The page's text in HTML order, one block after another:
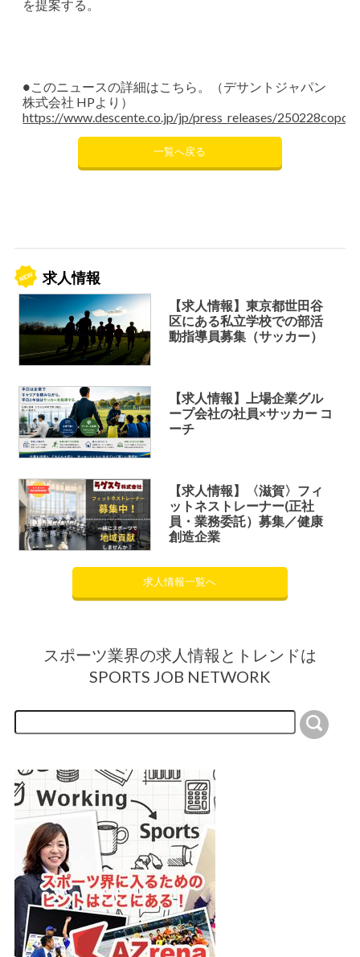
を提案する。
●このニュースの詳細はこちら。（デサントジャパン
株式会社 HPより）
https://www.descente.co.jp/jp/press_releases/250228copdf/
一覧へ戻る
求人情報
【求人情報】東京都世田谷
区にある私立学校での部活
動指導員募集（サッカー）
【求人情報】上場企業グル
ープ会社の社員×サッカー コ
ーチ
【求人情報】〈滋賀〉フィ
ットネストレーナー(正社
員・業務委託）募集／健康
創造企業
求人情報一覧へ
スポーツ業界の求人情報とトレンドは
SPORTS JOB NETWORK